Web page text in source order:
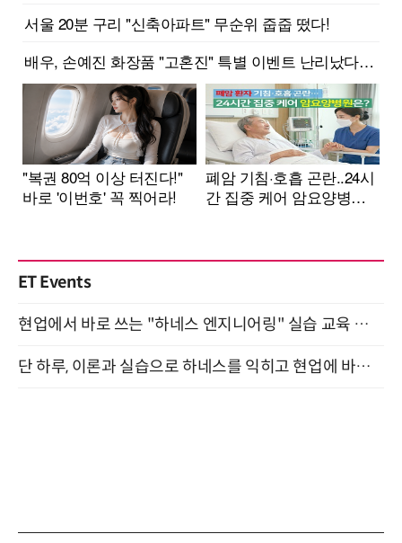
ET Events
현업에서 바로 쓰는 "하네스 엔지니어링" 실습 교육 워크숍 8월 20일 개최
단 하루, 이론과 실습으로 하네스를 익히고 현업에 바로 쓰는 핸즈온 워크숍 (8/20)